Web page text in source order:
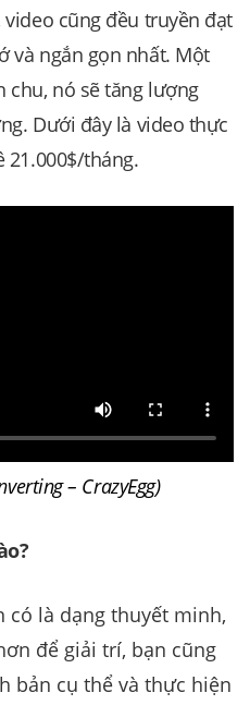
cũng đều truyền đạt
và ngắn gọn nhất. Một
chu, nó sẽ tăng lượng
Dưới đây là video thực
21.000$/tháng.
– CrazyEgg)
có là dạng thuyết minh,
để giải trí, bạn cũng
bản cụ thể và thực hiện